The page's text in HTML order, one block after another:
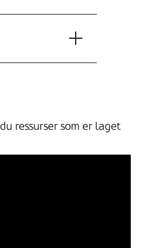
ressurser som er laget